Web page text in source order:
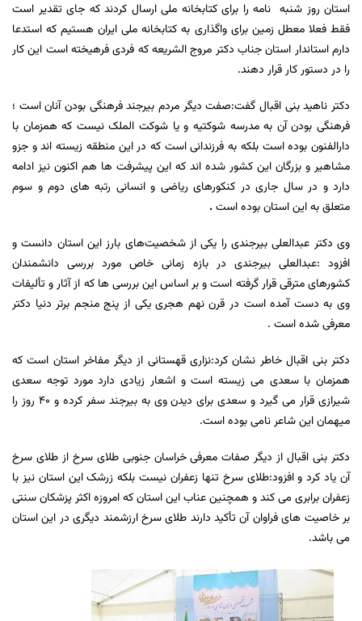
استان روز شنبه نامه را برای کتابخانه ملی ارسال کردند که جای تقدیر است
فقط فعلا معطل زمین برای واگذاری به کتابخانه ملی ایران هستیم که استدعا
دارم استاندار استان جناب دکتر مروج الشریعه که فردی فرهیخته است این کار
را در دستور کار قرار دهند.
دکتر ناهید بنی اقبال گفت:صفت دیگر مردم بیرجند فرهنگی بودن آنان است ؛
فرهنگی بودن آن به مدرسه شوکتیه و یا شوکت الملک نیست که همزمان با
دارالفنون بوده است بلکه به فرزندانی است که در این منطقه زیسته اند و جزو
مشاهیر و بزرگان این کشور شده اند که این پیشرفت ها هم اکنون نیز ادامه
دارد و در سال جاری در کنکورهای ریاضی و انسانی رتبه های دوم و سوم
متعلق به این استان بوده است.
وی دکتر عبدالعلی بیرجندی را یکی از شخصیت‌های بارز این استان دانست و
افزود :عبدالعلی بیرجندی در بازه زمانی خاص مورد بررسی دانشمندان
کشورهای مترقی قرار گرفته است و بر اساس این بررسی ها که از آثار و تألیفات
وی به دست آمده است در قرن نهم هجری یکی از پنج منجم برتر دنیا دکتر
معرفی شده است .
دکتر بنی اقبال خاطر نشان کرد:نزاری قهستانی از دیگر مفاخر استان است که
همزمان با سعدی می زیسته است و اشعار زیادی دارد مورد توجه سعدی
شیرازی قرار می گیرد و سعدی برای دیدن وی به بیرجند سفر کرده و ٤٠ روز را
میهمان این شاعر نامی بوده است.
دکتر بنی اقبال از دیگر صفات معرفی خراسان جنوبی طلای سرخ از طلای سرخ
آن یاد کرد و افزود:طلای سرخ تنها زعفران نیست بلکه زرشک این استان نیز با
زعفران برابری می کند و همچنین عناب این استان که امروزه اکثر پزشکان سنتی
بر خاصیت های فراوان آن تأکید دارند طلای سرخ ارزشمند دیگری در این استان
می باشد.